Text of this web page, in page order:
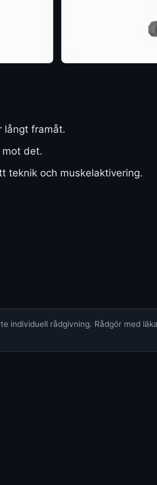
långt framåt.
det.
teknik och muskelaktivering.
individuell rådgivning. Rådgör med